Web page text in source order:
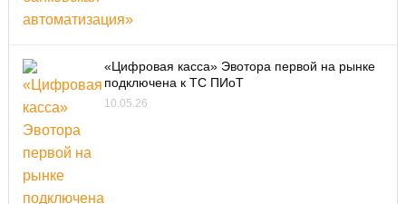
«Цифровая касса» Эвотора первой на рынке
подключена к ТС ПИоТ
10.05.26